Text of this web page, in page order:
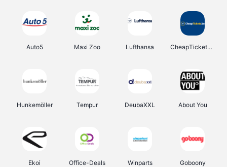
Auto5 Maxi Zoo Lufthansa CheapTickets.be
Hunkemöller Tempur DeubaXXL About You
Ekoi Office-Deals Winparts Goboony